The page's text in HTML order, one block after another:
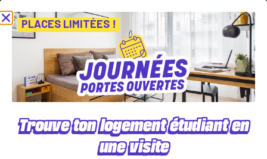
Journées Portes Ouvertes ! Inscris-toi vite ! PLACES LIMITÉES
Voir les créneaux
Join the Les Belles
Années community !
PLACES LIMITÉES !
Trouve ton logement étudiant en
une visite